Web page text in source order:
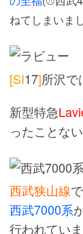
ねてしまいま
[SI17]所沢で
新型特急
ったことな
西武狭山線
西武7000系
行われていま